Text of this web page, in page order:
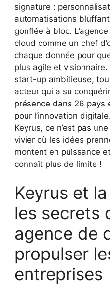
signature :
automatisations
gonflée à bloc.
cloud comme un chef
chaque donnée pour
plus agile et
start-up ambitieuse,
acteur qui a su
présence dans 26 pays
pour l’innovation
Keyrus, ce n’est pas
vivier où les idées
montent en puissance
connaît plus de limite !
Keyrus et
les secrets
agence de
propulser
entreprises